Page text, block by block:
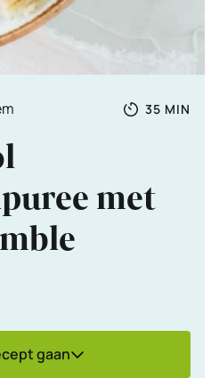
Totale
35 MIN
met
gaan